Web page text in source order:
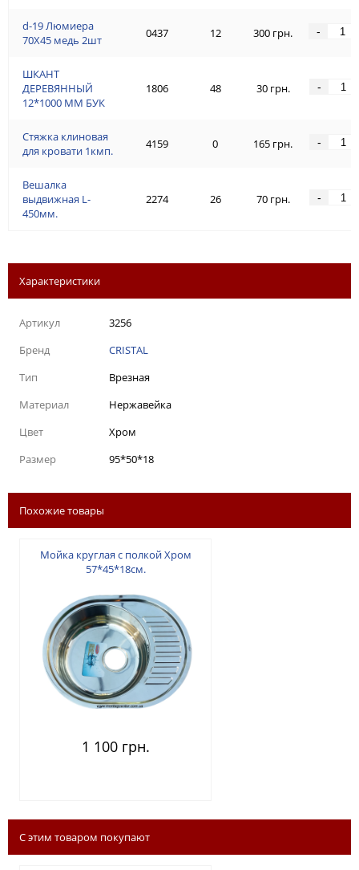
d-19 Люмиeра
70Х45 медь 2шт
ШКАНТ
ДЕРЕВЯННЫЙ
12*1000 ММ БУК
Стяжка клиновая
для кровати 1кмп.
Вешалка
выдвижная L-
450мм.
0437 12 300 грн. -
1806 48 30 грн. -
4159 0 165 грн. -
2274 26 70 грн. -
Характеристики
Артикул
3256
Бренд
CRISTAL
Тип
Врезная
Материал
Нержавейка
Цвет
Хром
Размер
95*50*18
Похожие товары
Мойка круглая с полкой Хром
57*45*18см.
1 100 грн.
С этим товаром покупают